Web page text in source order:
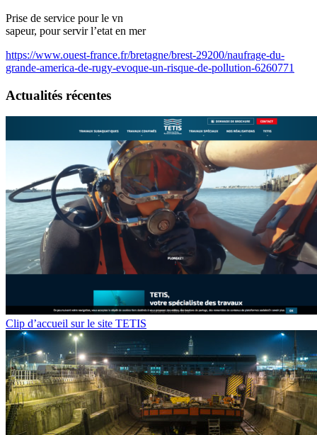
Prise de service pour le vn
sapeur, pour servir l’etat en mer
https://www.ouest-france.fr/bretagne/brest-29200/naufrage-du-
grande-america-de-rugy-evoque-un-risque-de-pollution-6260771
Actualités récentes
Clip d’accueil sur le site TETIS